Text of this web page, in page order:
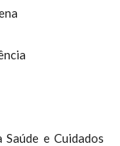
e Cuidados